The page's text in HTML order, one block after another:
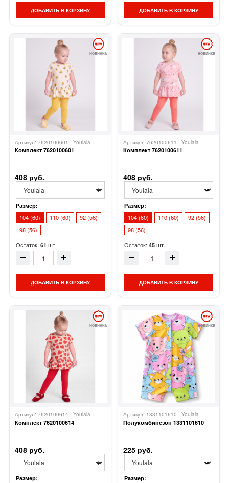
ДОБАВИТЬ В КОРЗИНУ ДОБАВИТЬ В КОРЗИНУ
новинка
Комплект 7620100601
Артикул: 7620100601 Youlala
408 руб.
Размер:
104 (60) 110 (60)
92 (56)
98 (56)
Остаток: 61 шт.
ДОБАВИТЬ В КОРЗИНУ
новинка
Комплект 7620100611
Артикул: 7620100611 Youlala
408 руб.
Размер:
104 (60) 110 (60)
92 (56)
98 (56)
Остаток: 45 шт.
ДОБАВИТЬ В КОРЗИНУ
новинка
Комплект 7620100614
Артикул: 7620100614 Youlala
408 руб.
Размер:
новинка
Полукомбинезон 1331101610
Артикул: 1331101610 Youlala
225 руб.
Размер: